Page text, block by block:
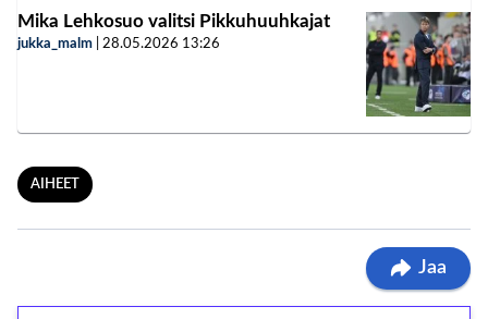
Mika Lehkosuo valitsi Pikkuhuuhkajat
jukka_malm 28.05.2026 13:26
AIHEET
Jaa